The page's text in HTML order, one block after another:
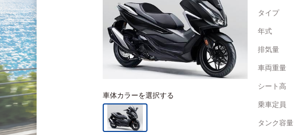
車体カラーを選択する
タイプ
年式
排気量
車両重量
シート高
乗車定員
タンク容量